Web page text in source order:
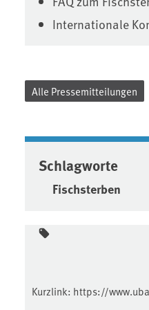
Internationale
Alle Pressemitteilungen
Schlagworte
Fischsterben
Kurzlink: https://